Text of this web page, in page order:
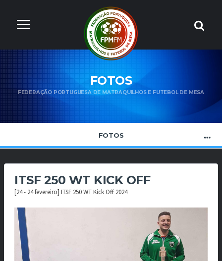
FOTOS
FEDERAÇÃO PORTUGUESA DE MATRAQUILHOS E FUTEBOL DE MESA
FOTOS
ITSF 250 WT KICK OFF
[24 - 24 fevereiro] ITSF 250 WT Kick Off 2024